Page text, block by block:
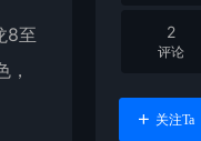
8至
2
评论
关注Ta